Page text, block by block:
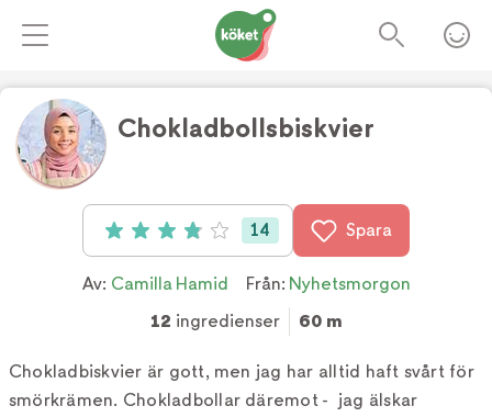
Chokladbollsbiskvier
Betyg: 3.9 av 5 (14 röster)
14 Spara
Av: Camilla Hamid Från: Nyhetsmorgon
12 ingredienser 60 m
Chokladbiskvier är gott, men jag har alltid haft svårt för
smörkrämen. Chokladbollar däremot - jag älskar